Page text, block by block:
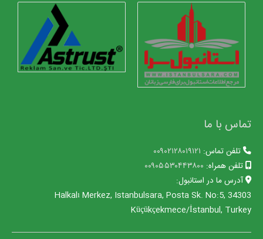
تماس با ما
تلفن تماس: ۰۰۹۰۲۱۲۸۰۱۹۱۲۱
تلفن همراه: ۰۰۹۰۵۵۳۰۴۴۳۸۰۰
آدرس ما در استانبول:
Halkalı Merkez, Istanbulsara, Posta Sk. No:5, 34303
Küçükçekmece/İstanbul, Turkey